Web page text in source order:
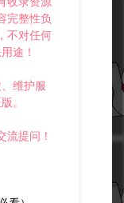
传奇手游【1.80散人
】7月最新整理Win一
安卓苹果+详细搭建
泽ღ
完整性负
不对任何
途！
维护服
。
流提问！